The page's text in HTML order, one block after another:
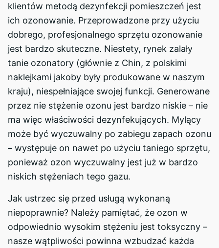
klientów metodą dezynfekcji pomieszczeń jest
ich ozonowanie. Przeprowadzone przy użyciu
dobrego, profesjonalnego sprzętu ozonowanie
jest bardzo skuteczne. Niestety, rynek zalały
tanie ozonatory (głównie z Chin, z polskimi
naklejkami jakoby były produkowane w naszym
kraju), niespełniające swojej funkcji. Generowane
przez nie stężenie ozonu jest bardzo niskie – nie
ma więc właściwości dezynfekujących. Mylący
może być wyczuwalny po zabiegu zapach ozonu
– występuje on nawet po użyciu taniego sprzętu,
ponieważ ozon wyczuwalny jest już w bardzo
niskich stężeniach tego gazu.
Jak ustrzec się przed usługą wykonaną
niepoprawnie? Należy pamiętać, że ozon w
odpowiednio wysokim stężeniu jest toksyczny –
nasze wątpliwości powinna wzbudzać każda